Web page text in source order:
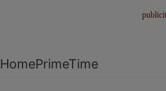
HomePrimeTime